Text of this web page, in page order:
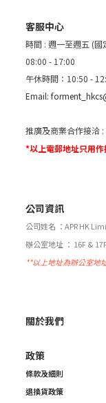
客服中心
時間 : 週一至週五 (國
08:00 - 17:00
午休時間：10:50 -
Email:
推廣及商業合作接洽 :
*以上電郵地址只用
公司資訊
公司姓名 ：APR HK
辦公室地址 ： 16F &
**以上地址為辦公室地
關於我們
政策
條款及細則
退換貨政策